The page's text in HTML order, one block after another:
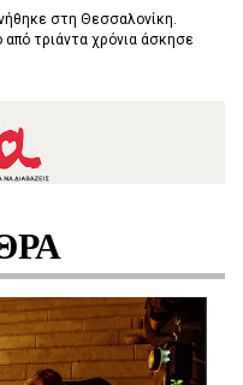
στη Θεσσαλονίκη.
τριάντα χρόνια άσκησε